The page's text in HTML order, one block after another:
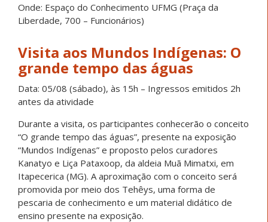
Onde: Espaço do Conhecimento UFMG (Praça da
Liberdade, 700 – Funcionários)
Visita aos Mundos Indígenas: O
grande tempo das águas
Data: 05/08 (sábado), às 15h – Ingressos emitidos 2h
antes da atividade
Durante a visita, os participantes conhecerão o conceito
“O grande tempo das águas”, presente na exposição
“Mundos Indígenas” e proposto pelos curadores
Kanatyo e Liça Pataxoop, da aldeia Muã Mimatxi, em
Itapecerica (MG). A aproximação com o conceito será
promovida por meio dos Tehêys, uma forma de
pescaria de conhecimento e um material didático de
ensino presente na exposição.